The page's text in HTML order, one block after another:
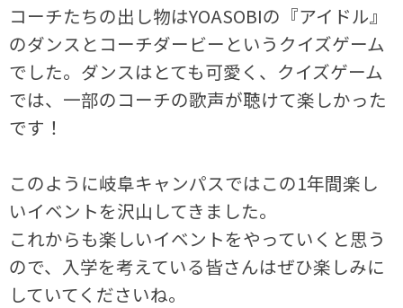
コーチたちの出し物はYOASOBIの『アイドル』
のダンスとコーチダービーというクイズゲーム
でした。ダンスはとても可愛く、クイズゲーム
では、一部のコーチの歌声が聴けて楽しかった
です！
このように岐阜キャンパスではこの1年間楽し
いイベントを沢山してきました。
これからも楽しいイベントをやっていくと思う
ので、入学を考えている皆さんはぜひ楽しみに
していてくださいね。